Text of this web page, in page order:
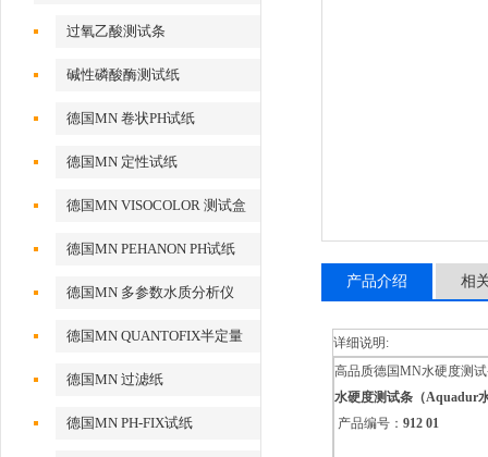
nagel过氧乙酸测试条
碱性磷酸酶测试纸
德国MN 卷状PH试纸
德国MN 定性试纸
德国MN VISOCOLOR 测试盒
德国MN PEHANON PH试纸
德国MN 多参数水质分析仪
德国MN QUANTOFIX半定量
测试条
德国MN 过滤纸
德国MN PH-FIX试纸
产品介绍 相
详细说明:
高品质德国MN水硬度测
水硬度测试条 （Aquadur
产品编号： 912 01